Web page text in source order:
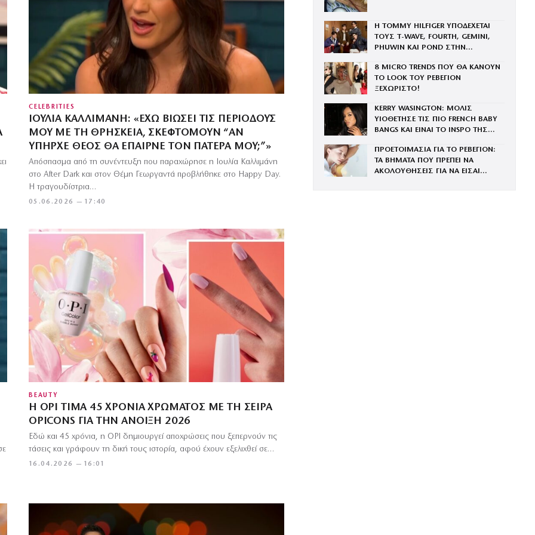
CELEBRITIES
ΙΟΥΛΊΑ ΚΑΛΛΙΜΆΝΗ: «ΈΧΩ ΒΙΏΣΕΙ ΤΙΣ ΠΕΡΙΌΔΟΥΣ
ΜΟΥ ΜΕ ΤΗ ΘΡΗΣΚΕΊΑ, ΣΚΕΦΤΌΜΟΥΝ “ΑΝ
ΥΠΉΡΧΕ ΘΕΌΣ ΘΑ ΈΠΑΙΡΝΕ ΤΟΝ ΠΑΤΈΡΑ ΜΟΥ;”»
05.06.2026 — 17:40
Απόσπασμα από τη συνέντευξη που παραχώρησε η Ιουλία Καλλιμάνη
στο After Dark και στον Θέμη Γεωργαντά προβλήθηκε στο Happy Day.
Η τραγουδίστρια…
BEAUTY
Η OPI ΤΙΜΆ 45 ΧΡΌΝΙΑ ΧΡΏΜΑΤΟΣ ΜΕ ΤΗ ΣΕΙΡΆ
OPICONS ΓΙΑ ΤΗΝ ΆΝΟΙΞΗ 2026
16.04.2026 — 16:01
Εδώ και 45 χρόνια, η OPI δημιουργεί αποχρώσεις που ξεπερνούν τις
τάσεις και γράφουν τη δική τους ιστορία, αφού έχουν εξελιχθεί σε…
Η TOMMY HILFIGER ΥΠΟΔΕΧΕΤΑΙ
ΤΟΥΣ Τ-WAVE, FOURTH, GEMINI,
PHUWIN ΚΑΙ POND ΣΤΗΝ
8 MICRO TRENDS ΠΟΥ ΘΑ ΚΑΝΟΥΝ
ΤΟ LOOK ΤΟΥ ΡΕΒΕΓΙΟΝ
ΞΕΧΩΡΙΣΤΟ!
KERRY WASINGTON: ΜΟΛΙΣ
ΥΙΟΘΕΤΗΣΕ ΤΙΣ ΠΙΟ FRENCH BABY
BANGS ΚΑΙ ΕΙΝΑΙ ΤΟ INSPO ΤΗΣ
ΠΡΟΕΤΟΙΜΑΣΙΑ ΓΙΑ ΤΟ ΡΕΒΕΓΙΟΝ:
ΤΑ ΒΗΜΑΤΑ ΠΟΥ ΠΡΕΠΕΙ ΝΑ
ΑΚΟΛΟΥΘΗΣΕΙΣ ΓΙΑ ΝΑ ΕΙΣΑΙ